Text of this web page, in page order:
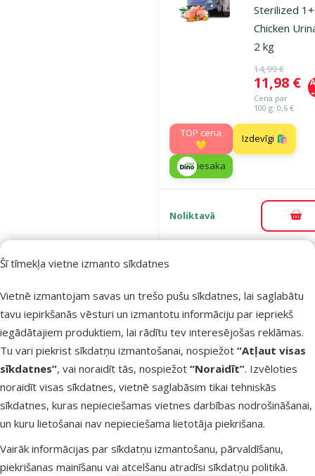
Šī tīmekļa vietne izmanto sīkdatnes
Vietnē izmantojam savas un trešo pušu sīkdatnes, lai saglabātu
tavu iepirkšanās vēsturi un izmantotu informāciju par iepriekš
iegādātajiem produktiem, lai rādītu tev interesējošas reklāmas.
Tu vari piekrist sīkdatņu izmantošanai, nospiežot “Atļaut visas
sīkdatnes”, vai noraidīt tās, nospiežot “Noraidīt”. Izvēloties
noraidīt visas sīkdatnes, vietnē saglabāsim tikai tehniskās
sīkdatnes, kuras nepieciešamas vietnes darbības nodrošināšanai,
un kuru lietošanai nav nepieciešama lietotāja piekrišana.
Vairāk informācijas par sīkdatņu izmantošanu, pārvaldīšanu,
piekrišanas mainīšanu vai atcelšanu atradīsi sīkdatņu politikā.
Sterilized 1+
Chicken
2 kg
Oriģinālā
14,99 €
Cena
11,98 €
Cena par
100 g: 0,6 €
TOP cena
💛
Izdevīgi 🛍️
iesaka
Noliktavā
Prospera
Sterilized 1+
Balance,
Oriģinālā
4,99 €
Cena
2,98 €
Cena par
100 g:
-
TOP cena
💛
Izdevīgi 🛍️